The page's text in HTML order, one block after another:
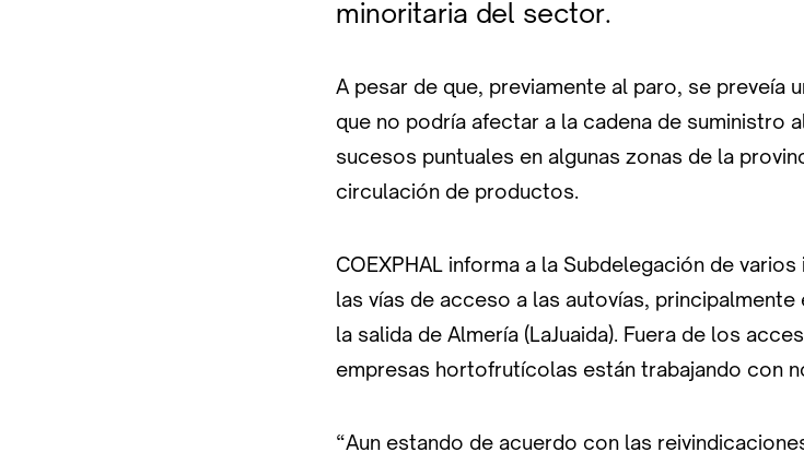
minoritaria del sector.
A pesar de que, previamente al paro, se preveía
que no podría afectar a la cadena de suministro
sucesos puntuales en algunas zonas de la
circulación de productos.
COEXPHAL informa a la Subdelegación de
las vías de acceso a las autovías,
la salida de Almería (LaJuaida). Fuera de los
empresas hortofrutícolas están trabajando con
“Aun estando de acuerdo con las